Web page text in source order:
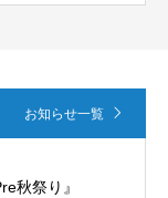
お知らせ一覧
秋祭り』